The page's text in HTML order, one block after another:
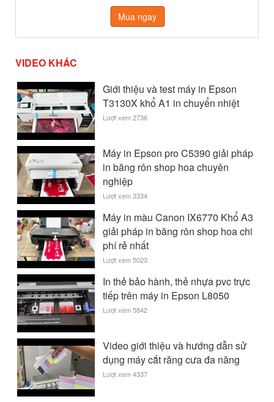
Mua ngay
VIDEO KHÁC
Giới thiệu và test máy in Epson
T3130X khổ A1 in chuyển nhiệt
Lượt xem 2736
Máy in Epson pro C5390 giải pháp
in băng rôn shop hoa chuyên
nghiệp
Lượt xem 3334
Máy in màu Canon IX6770 Khổ A3
giải pháp in băng rôn shop hoa chi
phí rẻ nhất
Lượt xem 5023
In thẻ bảo hành, thẻ nhựa pvc trực
tiếp trên máy in Epson L8050
Lượt xem 5842
Video giới thiệu và hướng dẫn sử
dụng máy cắt răng cưa đa năng
Lượt xem 4337